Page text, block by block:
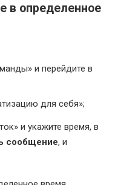
в определенное
и перейдите в
для себя»;
и укажите время, в
сообщение, и